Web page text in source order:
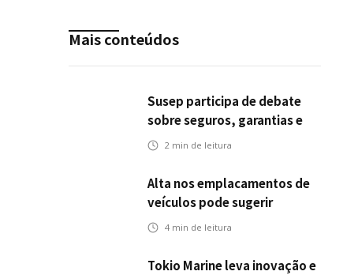
Mais conteúdos
Susep participa de debate
sobre seguros, garantias e
riscos em infraestrutura de
2 min de leitura
Alta nos emplacamentos de
veículos pode sugerir
oportunidades para o seguro
4 min de leitura
Tokio Marine leva inovação e